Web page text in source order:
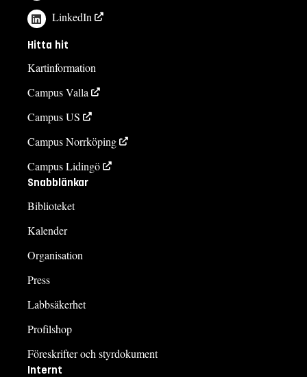
LinkedIn
Hitta hit
Kartinformation
Campus Valla
Campus US
Campus Norrköping
Campus Lidingö
Snabblänkar
Biblioteket
Kalender
Organisation
Press
Labbsäkerhet
Profilshop
Föreskrifter och styrdokument
Internt